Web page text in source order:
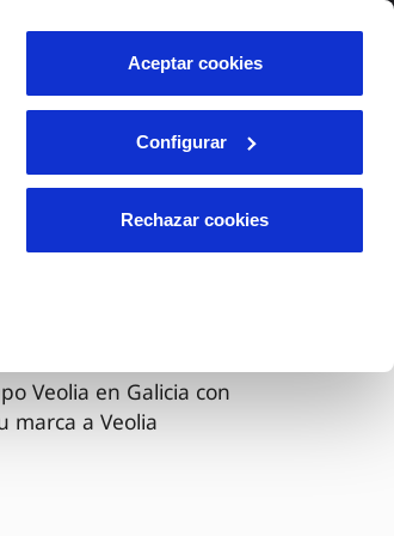
Aceptar cookies
Configurar
Rechazar cookies
INCIDENCIAS
Comunica anomalías o posibles
Área de clientes
Veolia en Galicia con
marca a Veolia